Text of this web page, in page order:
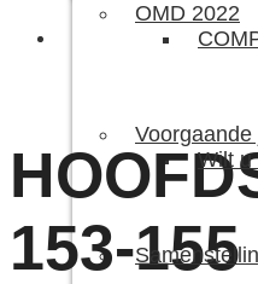
Wilt u
OMD 2022
Voorgaande
153-155